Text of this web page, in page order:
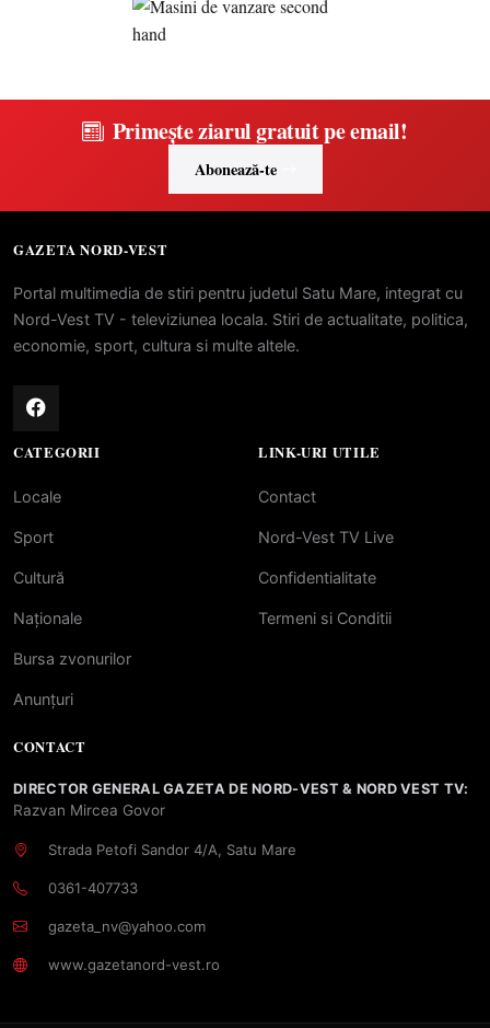
Primește ziarul gratuit pe email!
Abonează-te
GAZETA NORD-VEST
Portal multimedia de stiri pentru judetul Satu Mare, integrat cu
Nord-Vest TV - televiziunea locala. Stiri de actualitate, politica,
economie, sport, cultura si multe altele.
CATEGORII
Locale
Sport
Cultură
Naționale
Bursa zvonurilor
Anunțuri
LINK-URI UTILE
Contact
Nord-Vest TV Live
Confidentialitate
Termeni si Conditii
CONTACT
DIRECTOR GENERAL GAZETA DE NORD-VEST & NORD VEST TV:
Razvan Mircea Govor
Strada Petofi Sandor 4/A, Satu Mare
0361-407733
gazeta_nv@yahoo.com
www.gazetanord-vest.ro